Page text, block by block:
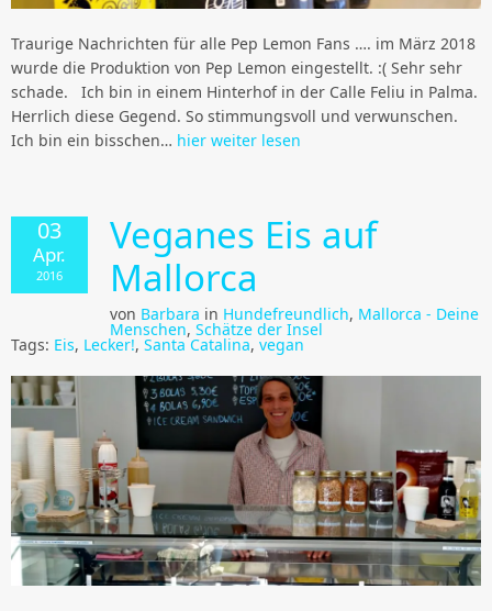
Traurige Nachrichten für alle Pep Lemon Fans …. im März 2018
wurde die Produktion von Pep Lemon eingestellt. :( Sehr sehr
schade. Ich bin in einem Hinterhof in der Calle Feliu in Palma.
Herrlich diese Gegend. So stimmungsvoll und verwunschen.
Ich bin ein bisschen… hier weiter lesen
03
Apr.
2016
Veganes Eis auf
Mallorca
von Barbara in Hundefreundlich, Mallorca - Deine
Menschen, Schätze der Insel
Tags: Eis, Lecker!, Santa Catalina, vegan